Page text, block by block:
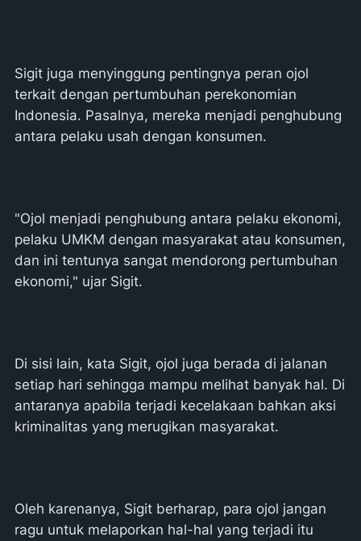
Sigit juga menyinggung pentingnya peran ojol
terkait dengan pertumbuhan perekonomian
Indonesia. Pasalnya, mereka menjadi penghubung
antara pelaku usah dengan konsumen.
"Ojol menjadi penghubung antara pelaku ekonomi,
pelaku UMKM dengan masyarakat atau konsumen,
dan ini tentunya sangat mendorong pertumbuhan
ekonomi," ujar Sigit.
Di sisi lain, kata Sigit, ojol juga berada di jalanan
setiap hari sehingga mampu melihat banyak hal. Di
antaranya apabila terjadi kecelakaan bahkan aksi
kriminalitas yang merugikan masyarakat.
Oleh karenanya, Sigit berharap, para ojol jangan
ragu untuk melaporkan hal-hal yang terjadi itu